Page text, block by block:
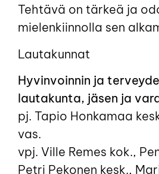
Tehtävä on tärkeä ja
mielenkiinnolla sen
Lautakunnat
Hyvinvoinnin ja
lautakunta, jäsen ja
pj. Tapio Honkamaa
vas.
vpj. Ville Remes kok.,
Petri Pekonen kesk.,